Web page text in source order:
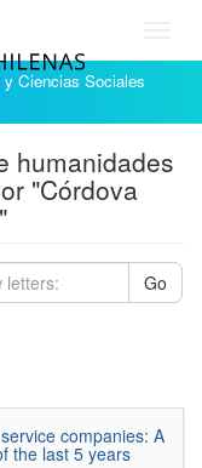
Ciencias Sociales
humanidades
"Córdova
Go
companies: A
the last 5 years